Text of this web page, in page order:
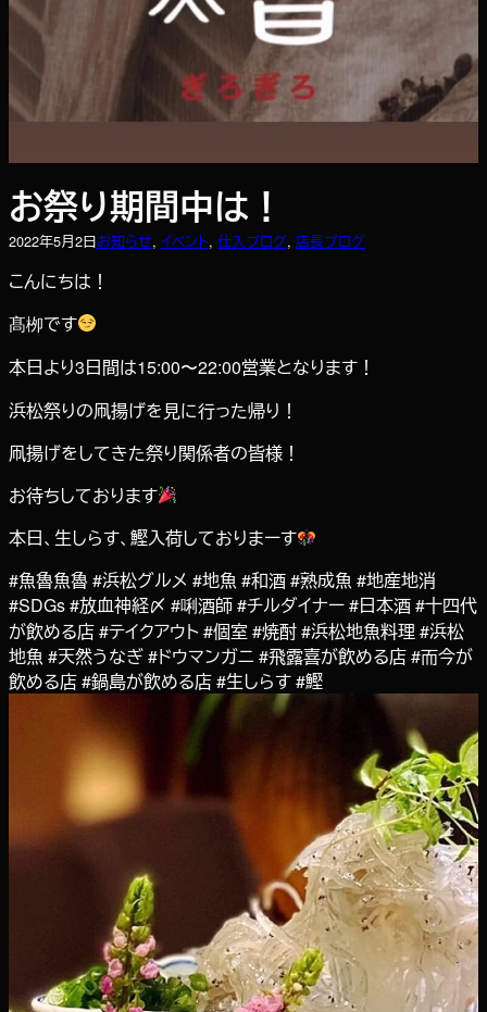
お祭り期間中は！
2022年5月2日お知らせ, イベント, 仕入ブログ, 店長ブログ
こんにちは！
髙栁です
本日より3日間は15:00〜22:00営業となります！
浜松祭りの凧揚げを見に行った帰り！
凧揚げをしてきた祭り関係者の皆様！
お待ちしております
本日、生しらす、鰹入荷しておりまーす
#魚魯魚魯 #浜松グルメ #地魚 #和酒 #熟成魚 #地産地消
#SDGs #放血神経〆 #唎酒師 #チルダイナー #日本酒 #十四代
が飲める店 #テイクアウト #個室 #焼酎 #浜松地魚料理 #浜松
地魚 #天然うなぎ #ドウマンガニ #飛露喜が飲める店 #而今が
飲める店 #鍋島が飲める店 #生しらす #鰹